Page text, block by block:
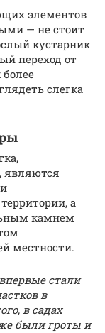
элементов
— не стоит
кустарник
переход от
слегка
являются
а
камнем
местности.
стали
в
в садах
были гроты и